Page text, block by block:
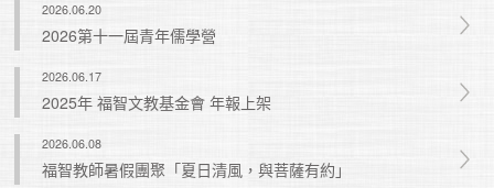
2026.06.20
2026第十一屆青年儒學營
2026.06.17
2025年 福智文教基金會 年報上架
2026.06.08
福智教師暑假團聚「夏日清風，與菩薩有約」